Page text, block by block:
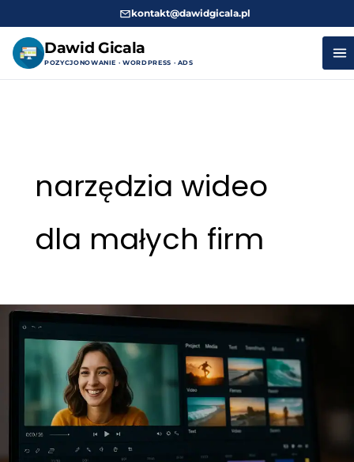
kontakt@dawidgicala.pl
Dawid Gicala
POZYCJONOWANIE · WORDPRESS · ADS
narzędzia wideo
dla małych firm